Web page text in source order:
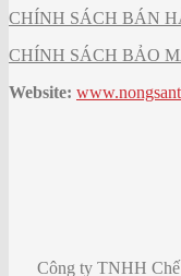
CHÍNH SÁCH BÁN
CHÍNH SÁCH BẢO
Website:
Công ty TNHH